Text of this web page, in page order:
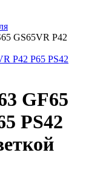
GS65VR P42
GF65
PS42